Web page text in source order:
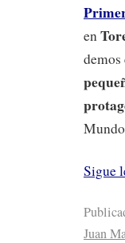
en
demos
Sigue
Juan